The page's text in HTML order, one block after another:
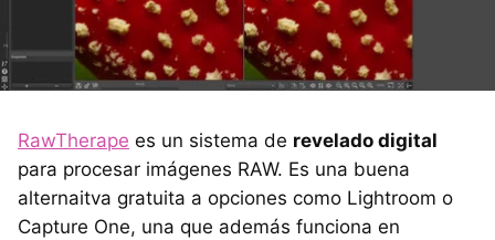
RawTherape es un sistema de revelado digital
para procesar imágenes RAW. Es una buena
alternaitva gratuita a opciones como Lightroom o
Capture One, una que además funciona en